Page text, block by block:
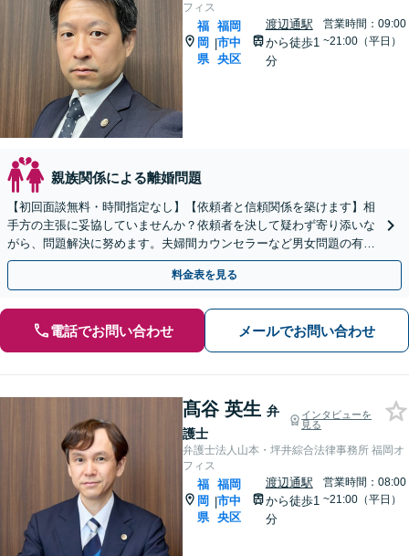
フィス
福
岡
県
|
福岡
市中
央区
渡辺通駅
から徒歩1
分
営業時間：09:00
~21:00（平日）
親族関係による離婚問題
【初回面談無料・時間指定なし】【依頼者と信頼関係を築けます】相
手方の主張に妥協していませんか？依頼者を決して疑わず寄り添いな
がら、問題解決に努めます。夫婦間カウンセラーなど男女問題の有資
格者の弁護士も在籍中。【土日祝・夜間早朝も対応】
料金表を見る
電話でお問い合わせ メールでお問い合わせ
髙谷 英生 弁
護士
インタビューを
見る
弁護士法人山本・坪井綜合法律事務所 福岡オ
フィス
福
岡
県
|
福岡
市中
央区
渡辺通駅
から徒歩1
分
営業時間：08:00
~21:00（平日）